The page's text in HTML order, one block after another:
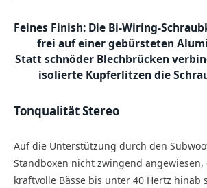
Feines Finish: Die Bi-Wiring-
frei auf einer gebürsteten
Statt schnöder Blechbrücken
isolierte Kupferlitzen die
Tonqualität Stereo
Auf die Unterstützung durch den
Standboxen nicht zwingend angewiesen,
kraftvolle Bässe bis unter 40 Hertz hinab